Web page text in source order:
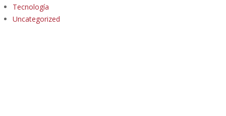
Tecnología
Uncategorized